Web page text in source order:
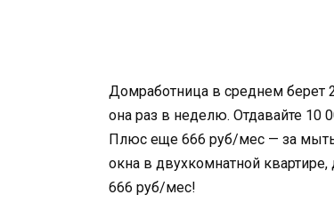
Домработница в среднем берет
она раз в неделю. Отдавайте
Плюс еще 666 руб/мес — за
окна в двухкомнатной
666 руб/мес!